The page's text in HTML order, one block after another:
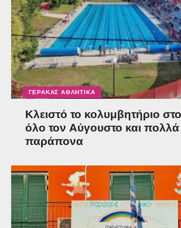
ΓΈΡΑΚΑΣ ΑΘΛΗΤΙΚΆ
Κλειστό το κολυμβητήριο
όλο τον Αύγουστο και πολλά
παράπονα